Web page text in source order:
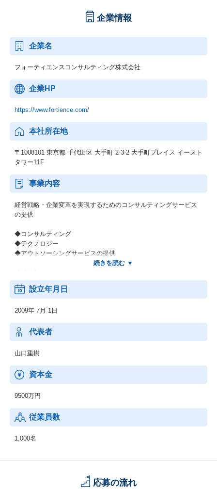
企業情報
企業名
フォーティエンスコンサルティング株式会社
企業HP
https://www.fortience.com/
本社所在地
〒1008101 東京都 千代田区 大手町 2-3-2 大手町プレイス イースト
タワー11F
事業内容
経営戦略・企業変革を実現するためのコンサルティングサービス
の提供
◆コンサルティング
◆テクノロジー
◆アウトソーシングサービスの提供
＊長期にわたってこの国のインフラと数々の日本企業を支えてき
た当社グループの歴史。そして世界有数のグローバルファームで
＊コンサルタントの90％がキャリア人材、事業会社出身者が51％
ということも大きな特徴です。
＊事実、既存顧客における取引の継続率は85％以上。他社様への
ご推奨意向があるとお答えくださるお客様は80％と評価をいただ
いています。
設立年月日
2009年 7月 1日
代表者
山口重樹
資本金
9500万円
従業員数
1,000名
応募の流れ